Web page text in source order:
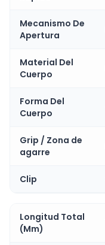
Mecanismo De
Apertura
Material Del
Cuerpo
Forma Del
Cuerpo
Grip / Zona de
agarre
Clip
Longitud Total
(Mm)